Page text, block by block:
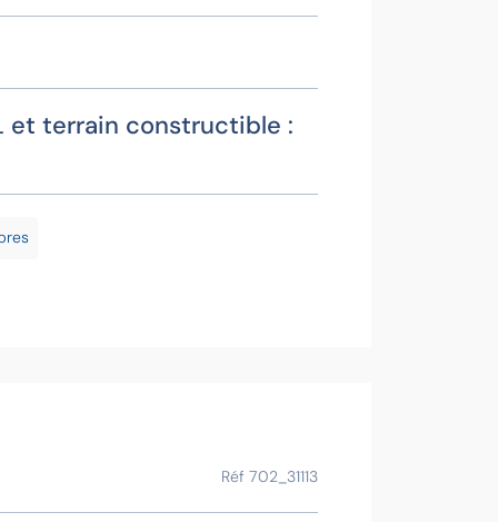
et terrain constructible :
Réf 702_31113